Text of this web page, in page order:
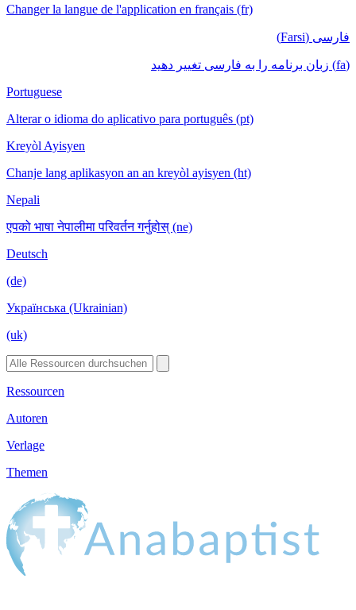
Changer la langue de l'application en français (fr)
فارسی (Farsi)
(fa) زبان برنامه را به فارسی تغییر دهید
Portuguese
Alterar o idioma do aplicativo para português (pt)
Kreyòl Ayisyen
Chanje lang aplikasyon an an kreyòl ayisyen (ht)
Nepali
एपको भाषा नेपालीमा परिवर्तन गर्नुहोस् (ne)
Deutsch
(de)
Українська (Ukrainian)
(uk)
Ressourcen
Autoren
Verlage
Themen